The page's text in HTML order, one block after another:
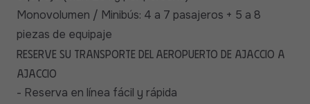
Monovolumen / Minibús: 4 a 7 pasajeros + 5 a 8
piezas de equipaje
Reserve su transporte del Aeropuerto de Ajaccio a
Ajaccio
- Reserva en línea fácil y rápida